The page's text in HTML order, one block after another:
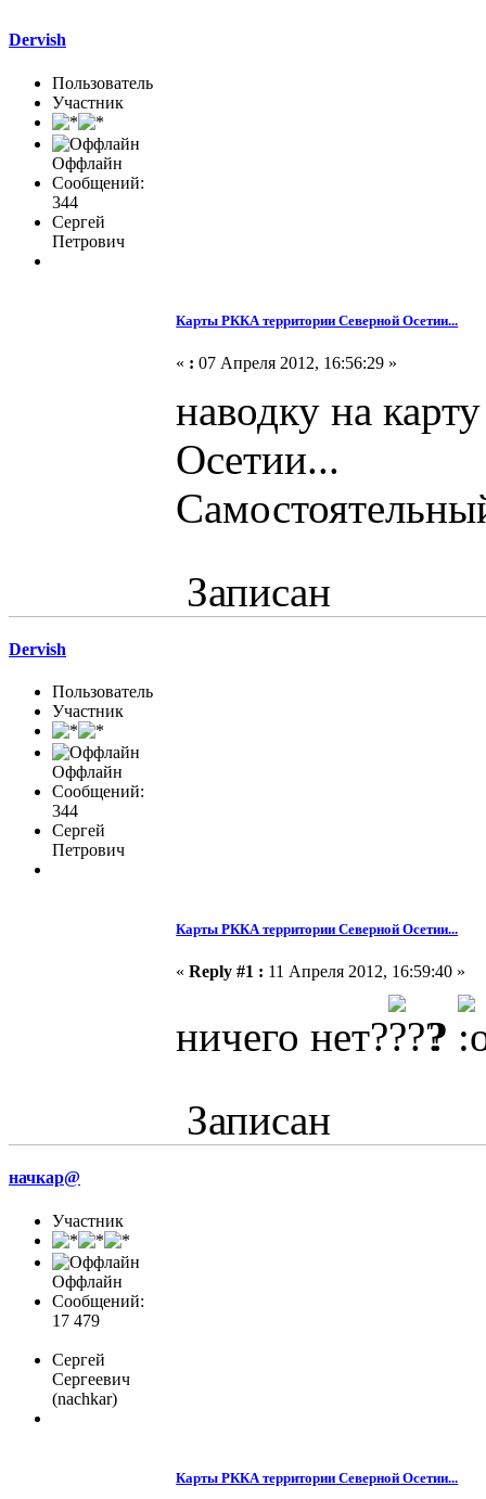
Dervish
Пользователь
Участник
Оффлайн
Сообщений:
344
Сергей
Петрович
Карты РККА территории Северной Осетии...
« : 07 Апреля 2012, 16:56:29 »
наводку на
Осетии...
Записан
Dervish
Пользователь
Участник
Оффлайн
Сообщений:
344
Сергей
Петрович
Карты РККА территории Северной Осетии...
«Reply #1 : 11 Апреля 2012, 16:59:40 »
ничего нет?
?
Записан
начкар@
Участник
Оффлайн
Сообщений:
17 479
Сергей
Сергеевич
(nachkar)
Карты РККА территории Северной Осетии...